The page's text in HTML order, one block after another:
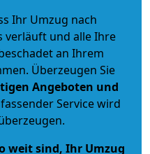
Ihr Umzug nach
verläuft und alle Ihre
an Ihrem
Überzeugen Sie
Angeboten und
Service wird
weit sind, Ihr Umzug